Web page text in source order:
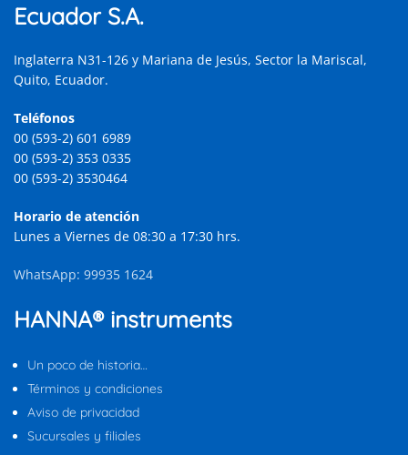
Ecuador S.A.
Inglaterra N31-126 y Mariana de Jesús, Sector la Mariscal,
Quito, Ecuador.
Teléfonos
00 (593-2) 601 6989
00 (593-2) 353 0335
00 (593-2) 3530464
Horario de atención
Lunes a Viernes de 08:30 a 17:30 hrs.
WhatsApp: 99935 1624
HANNA® instruments
Un poco de historia…
Términos y condiciones
Aviso de privacidad
Sucursales y filiales